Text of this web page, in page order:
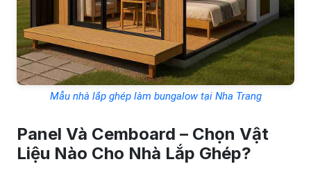
Mẫu nhà lắp ghép làm bungalow tại Nha Trang
Panel Và Cemboard – Chọn Vật
Liệu Nào Cho Nhà Lắp Ghép?